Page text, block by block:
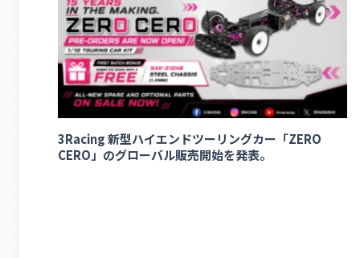
3Racing 新型ハイエンドツーリングカー「ZERO
CERO」のグローバル販売開始を発表。